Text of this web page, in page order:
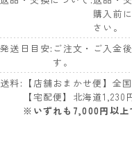
購入前に
さい。
発送日目安 ご注文・ご入金
す。
送料
【店舗おまかせ便】全
【宅配便】北海道
※いずれも7,000円以上